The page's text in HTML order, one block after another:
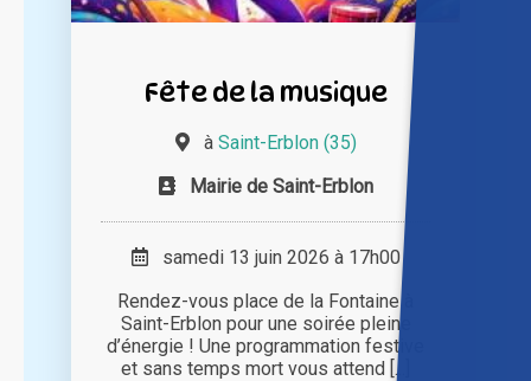
Fête de la musique
à Saint-Erblon (35)
Mairie de Saint-Erblon
samedi 13 juin 2026 à 17h00
Rendez-vous place de la Fontaine à
Saint-Erblon pour une soirée pleine
d’énergie ! Une programmation festive
et sans temps mort vous attend [...]